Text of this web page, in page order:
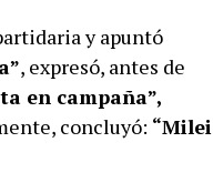
y apuntó
, expresó, antes de
en campaña”,
concluyó: “Milei